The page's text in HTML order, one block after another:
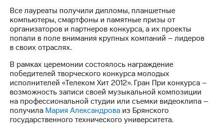
именных
облигаций
Другое
Регистратор
Контакты
развитие
деловая этика
На главную
Все лауреаты получили дипломы, планшетные
компьютеры, смартфоны и памятные призы от
организаторов и партнеров конкурса, а их проекты
попали в поле внимания крупных компаний – лидеров
в своих отраслях.
В рамках церемонии состоялось награждение
победителей творческого конкурса молодых
исполнителей «Телеком Хит 2012». Гран При конкурса –
возможность записи своей музыкальной композиции
на профессиональной студии или съемки видеоклипа –
получила Мария Александрова из Брянского
государственного технического университета.